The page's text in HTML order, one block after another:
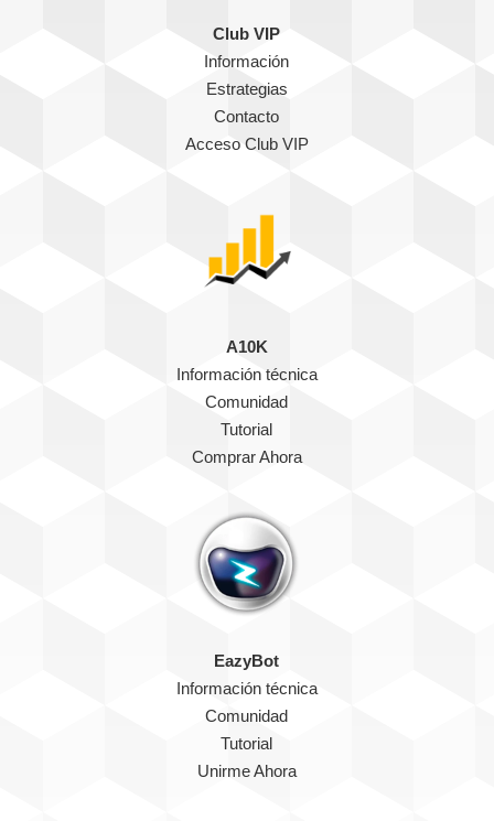
Club VIP
Información
Estrategias
Contacto
Acceso Club VIP
A10K
Información técnica
Comunidad
Tutorial
Comprar Ahora
EazyBot
Información técnica
Comunidad
Tutorial
Unirme Ahora